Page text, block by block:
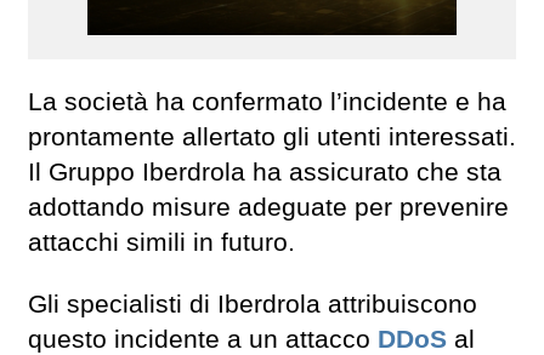
La società ha confermato l’incidente e ha
prontamente allertato gli utenti interessati.
Il Gruppo Iberdrola ha assicurato che sta
adottando misure adeguate per prevenire
attacchi simili in futuro.
Gli specialisti di Iberdrola attribuiscono
questo incidente a un attacco DDoS al